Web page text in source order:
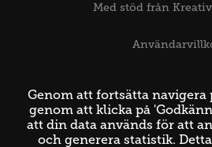
Med stöd från
Genom att fortsätta navigera
genom att klicka på
att din data används för att
och generera statistik.